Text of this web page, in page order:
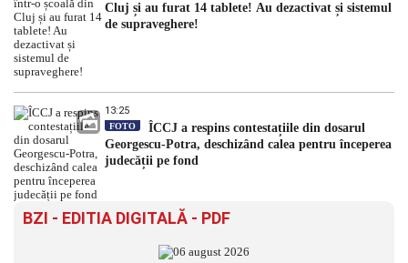
Cluj și au furat 14 tablete! Au dezactivat și sistemul
de supraveghere!
13:25
FOTO
ÎCCJ a respins contestațiile din dosarul
Georgescu-Potra, deschizând calea pentru începerea
judecății pe fond
BZI - EDITIA DIGITALĂ - PDF